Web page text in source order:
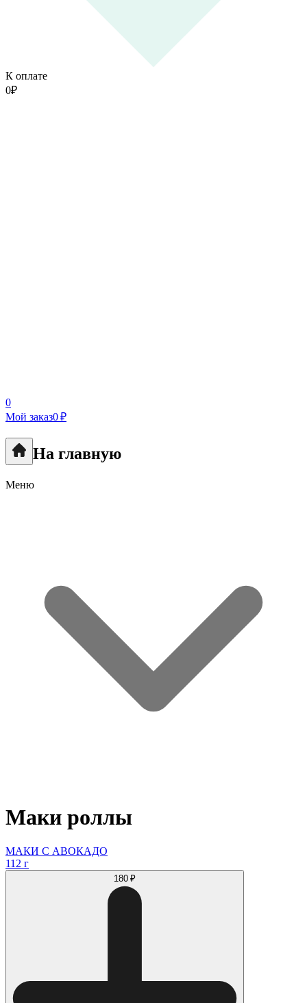
К оплате
0₽
0
Мой заказ0 ₽
На главную
Меню
Маки роллы
МАКИ С АВОКАДО
112 г
180 ₽